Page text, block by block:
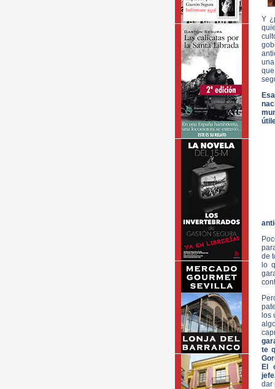
Y
de
lo
los
te
El
dar